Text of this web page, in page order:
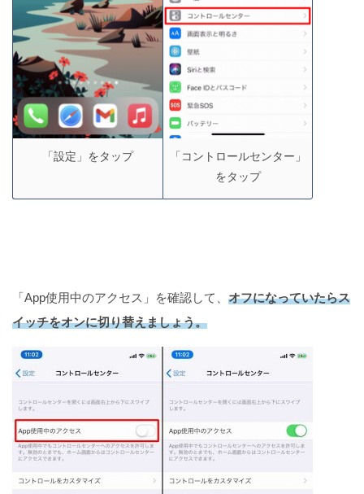
「設定」をタップ
「コントロールセンター」
をタップ
「App使用中のアクセス」を確認して、 オフになっていたらス
イッチをオンに切り替えましょう。